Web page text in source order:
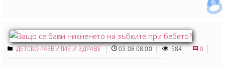
ДЕТСКО РАЗВИТИЕ И ЗДРАВЕ 03.08 08:00 584 0